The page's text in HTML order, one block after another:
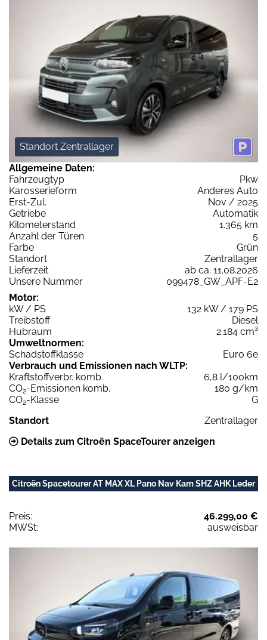
Standort Zentrallager
Allgemeine Daten:
Fahrzeugtyp
Pkw
Karosserieform
Anderes Auto
Erst-Zul.
Nov / 2025
Getriebe
Automatik
Kilometerstand
1.365 km
Anzahl der Türen
5
Farbe
Grün
Standort
Zentrallager
Lieferzeit
ab ca. 11.08.2026
Unsere Nummer
099478_GW_APF-E2
Motor:
kW / PS
132 kW / 179 PS
Treibstoff
Diesel
Hubraum
2.184 cm³
Umweltnormen:
Schadstoffklasse
Euro 6e
Verbrauch und Emissionen nach WLTP:
Kraftstoffverbr. komb.
6,8 l/100km
CO2-Emissionen komb.
180 g/km
CO2-Klasse
G
Standort
Zentrallager
Details zum Citroën SpaceTourer anzeigen
Citroën Spacetourer AT MAX XL Pano Nav Kam SHZ AHK Leder
Preis:
46.299,00 €
MWSt:
ausweisbar